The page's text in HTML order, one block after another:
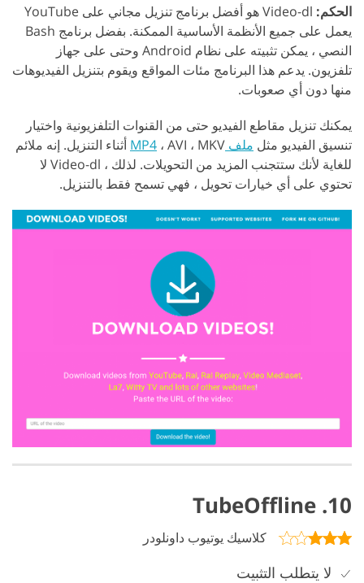
الحكم:
Video-dl هو أفضل برنامج تنزيل مجاني على YouTube
يعمل على جميع الأنظمة الأساسية الممكنة. بفضل برنامج Bash
النصي ، يمكن تثبيته على نظام Android وحتى على جهاز
تلفزيون. يدعم هذا البرنامج مئات المواقع ويقوم بتنزيل الفيديوهات
منها دون أي صعوبات.
يمكنك تنزيل مقاطع الفيديو حتى من القنوات التلفزيونية واختيار
تنسيق الفيديو مثل ملف MP4
، AVI ، MKV أثناء التنزيل. إنه ملائم
للغاية لأنك ستتجنب المزيد من التحويلات. لذلك ، Video-dl لا
تحتوي على أي خيارات تحويل ، فهي تسمح فقط بالتنزيل.
10. TubeOffline
كلاسيك يوتيوب داونلودر
لا يتطلب التثبيت